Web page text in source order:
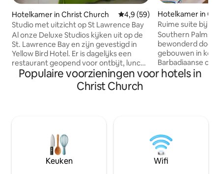
Hotelkamer in Christ Church Gemiddelde beoordeling van
4,9 (59)
Studio met uitzicht op St Lawrence Bay
Al onze Deluxe Studios kijken uit op de
St. Lawrence Bay en zijn gevestigd in
Yellow Bird Hotel. Er is dagelijks een
restaurant geopend voor ontbijt, lunch
en diner, bar en zwembad op het
terrein. Deluxe Studios wordt geleverd
toiletartikelen • Privébalkon met uitzicht
op de baai en ons zwembad •
Kitchenette met koelkast, fornuis/oven,
broodrooster, koffiezetapparaat • Gratis
Hotelkamer in
Ruime suite bij
Beach
Southern Palms
bewonderd door
gebouwen in
Barbadiaanse
weelderige
voet strandfront
alleen kamer/
zijn niet inbegrepen. Houd er
mee dat de
kunnen variëren
Populaire voorzieningen voor hotels in
Christ Church
Keuken Wifi